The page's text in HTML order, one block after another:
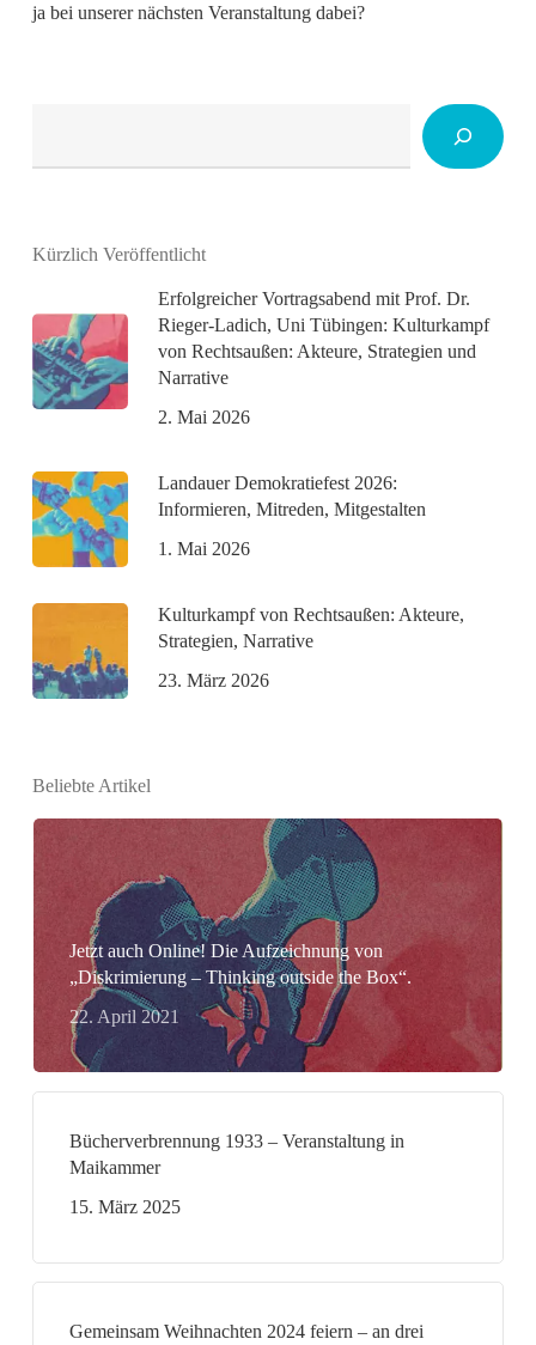
ja bei unserer nächsten Veranstaltung dabei?
Kürzlich Veröffentlicht
Erfolgreicher Vortragsabend mit Prof. Dr.
Rieger-Ladich, Uni Tübingen: Kulturkampf
von Rechtsaußen: Akteure, Strategien und
Narrative
2. Mai 2026
Landauer Demokratiefest 2026:
Informieren, Mitreden, Mitgestalten
1. Mai 2026
Kulturkampf von Rechtsaußen: Akteure,
Strategien, Narrative
23. März 2026
Beliebte Artikel
Jetzt auch Online! Die Aufzeichnung von
„Diskrimierung – Thinking outside the Box“.
22. April 2021
Bücherverbrennung 1933 – Veranstaltung in
Maikammer
15. März 2025
Gemeinsam Weihnachten 2024 feiern – an drei